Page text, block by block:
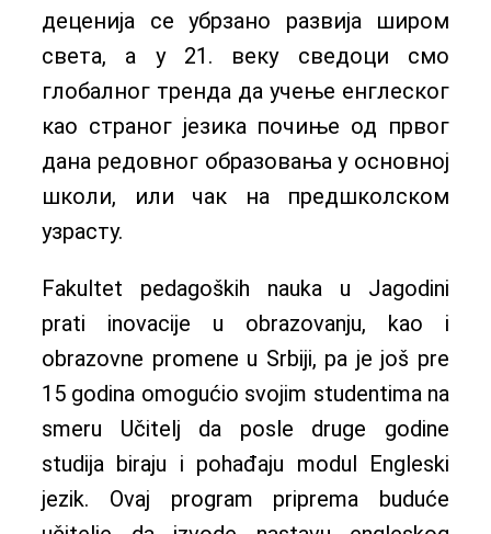
деценија се убрзано развија широм
света, а у 21. веку сведоци смо
глобалног тренда да учење енглеског
као страног језика почиње од првог
дана редовног образовања у основној
школи, или чак на предшколском
узрасту.
Fakultet pedagoških nauka u Jagodini
prati inovacije u obrazovanju, kao i
obrazovne promene u Srbiji, pa je još pre
15 godina omogućio svojim studentima na
smeru Učitelj da posle druge godine
studija biraju i pohađaju modul Engleski
jezik. Ovaj program priprema buduće